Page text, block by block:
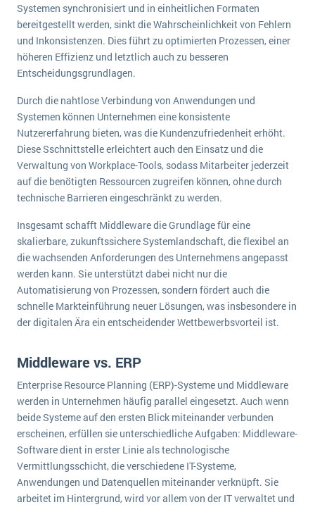
Systemen synchronisiert und in einheitlichen Formaten
bereitgestellt werden, sinkt die Wahrscheinlichkeit von Fehlern
und Inkonsistenzen. Dies führt zu optimierten Prozessen, einer
höheren Effizienz und letztlich auch zu besseren
Entscheidungsgrundlagen.
Durch die nahtlose Verbindung von Anwendungen und
Systemen können Unternehmen eine konsistente
Nutzererfahrung bieten, was die Kundenzufriedenheit erhöht.
Diese Sschnittstelle erleichtert auch den Einsatz und die
Verwaltung von Workplace-Tools, sodass Mitarbeiter jederzeit
auf die benötigten Ressourcen zugreifen können, ohne durch
technische Barrieren eingeschränkt zu werden.
Insgesamt schafft Middleware die Grundlage für eine
skalierbare, zukunftssichere Systemlandschaft, die flexibel an
die wachsenden Anforderungen des Unternehmens angepasst
werden kann. Sie unterstützt dabei nicht nur die
Automatisierung von Prozessen, sondern fördert auch die
schnelle Markteinführung neuer Lösungen, was insbesondere in
der digitalen Ära ein entscheidender Wettbewerbsvorteil ist.
Middleware vs. ERP
Enterprise Resource Planning (ERP)-Systeme und Middleware
werden in Unternehmen häufig parallel eingesetzt. Auch wenn
beide Systeme auf den ersten Blick miteinander verbunden
erscheinen, erfüllen sie unterschiedliche Aufgaben: Middleware-
Software dient in erster Linie als technologische
Vermittlungsschicht, die verschiedene IT-Systeme,
Anwendungen und Datenquellen miteinander verknüpft. Sie
arbeitet im Hintergrund, wird vor allem von der IT verwaltet und